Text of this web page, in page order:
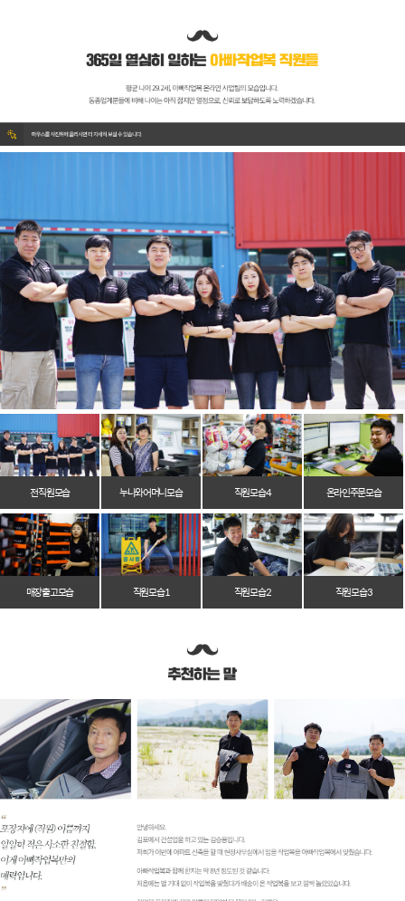
전 직원 모습 누나와 어머니 모습 직원 모습 4 온라인 주문 모습
매장 출고 모습 직원 모습 1 직원 모습 2 직원 모습 3